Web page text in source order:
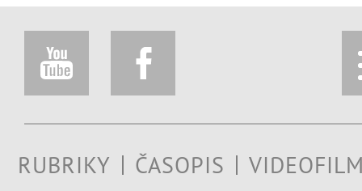
RUBRIKY ČASOPIS